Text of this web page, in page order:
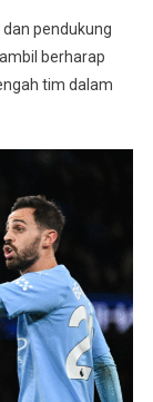
pendukung
berharap
tim dalam